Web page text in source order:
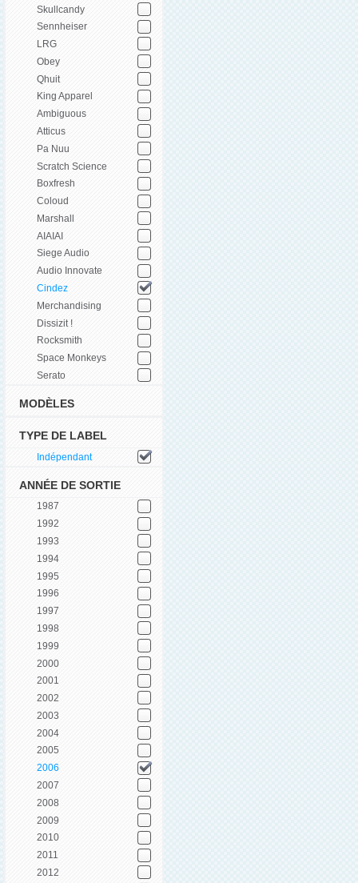
Skullcandy
Sennheiser
LRG
Obey
Qhuit
King Apparel
Ambiguous
Atticus
Pa Nuu
Scratch Science
Boxfresh
Coloud
Marshall
AIAIAI
Siege Audio
Audio Innovate
Cindez
Merchandising
Dissizit !
Rocksmith
Space Monkeys
Serato
MODÈLES
TYPE DE LABEL
Indépendant
ANNÉE DE SORTIE
1987
1992
1993
1994
1995
1996
1997
1998
1999
2000
2001
2002
2003
2004
2005
2006
2007
2008
2009
2010
2011
2012